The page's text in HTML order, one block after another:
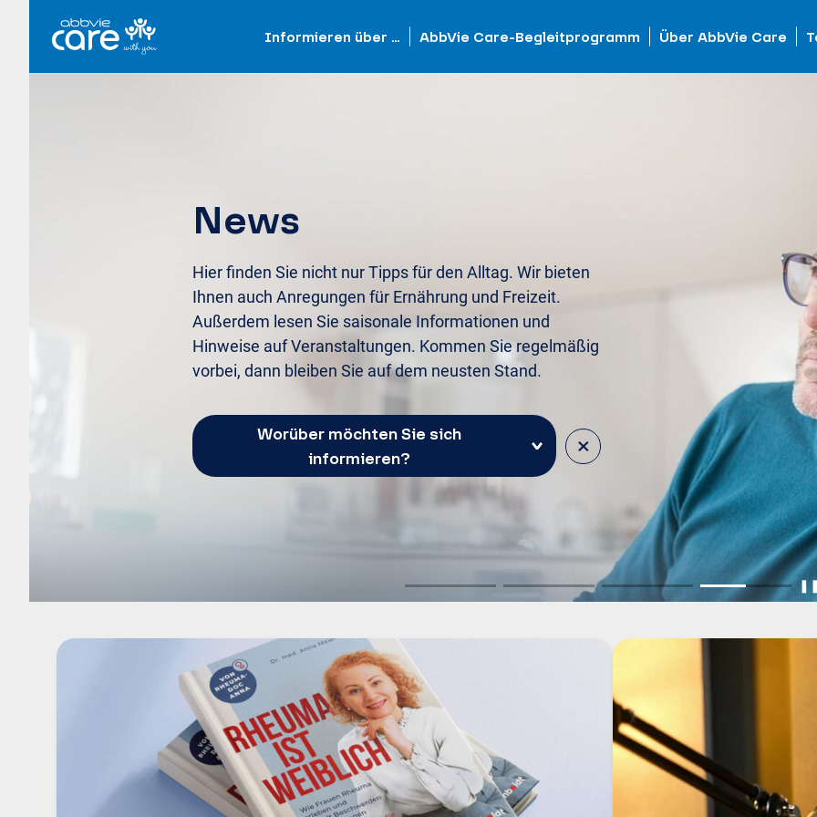
Informieren über … AbbVie Care-Begleitprogramm Über AbbVie Care
News
Hier finden Sie nicht nur Tipps für den Alltag. Wir bieten
Ihnen auch Anregungen für Ernährung und Freizeit.
Außerdem lesen Sie saisonale Informationen und
Hinweise auf Veranstaltungen. Kommen Sie regelmäßig
vorbei, dann bleiben Sie auf dem neusten Stand.
Worüber möchten Sie sich
informieren?
×